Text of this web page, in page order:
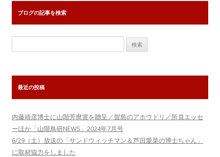
ナ
ビ
ゲ
ー
ョ
ン
ブログの記事を検索
索:
最近の投稿
内藤靖彦博士に山階芳麿賞を贈呈／聟島のアホウドリ／所員エッセ
ーほか「山階鳥研NEWS」2024年7月号
6/29（土）放送の「サンドウィッチマン＆芦田愛菜の博士ちゃん」
に取材協力をしました